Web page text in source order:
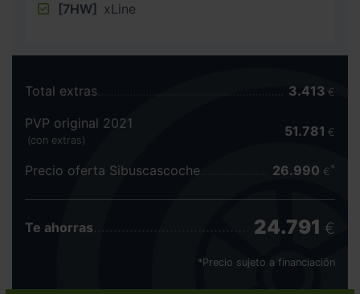
[7HW] xLine
Total extras 3.413 €
PVP original 2021
(con extras)
51.781 €
Precio oferta Sibuscascoche 26.990 €
Te ahorras 24.791 €
*Precio sujeto a financiación